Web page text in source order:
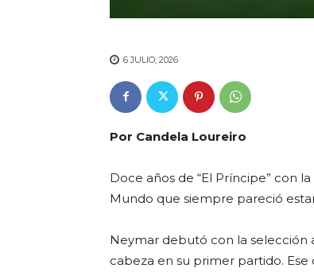
6 JULIO, 2026
Por Candela Loureiro
Doce años de “El Príncipe” con
Mundo que siempre pareció
Neymar debutó con la selección
cabeza en su primer partido.